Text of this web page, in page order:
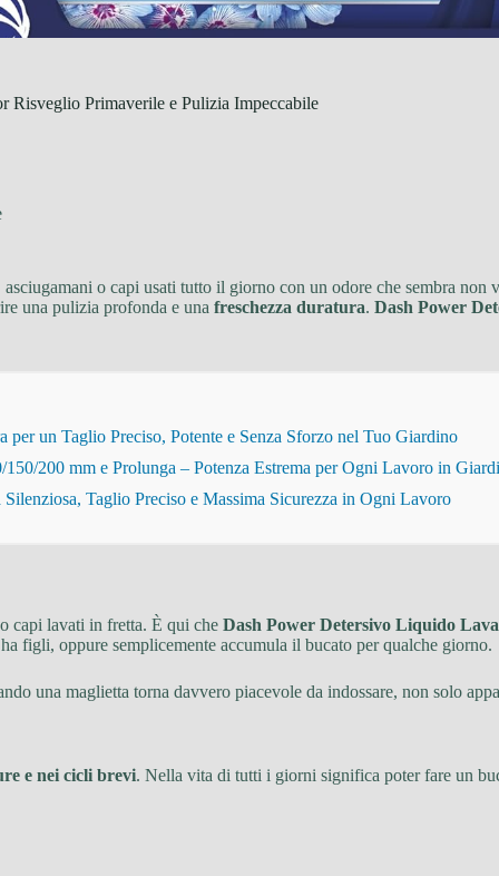
Risveglio Primaverile e Pulizia Impeccabile
o capi usati tutto il giorno con un odore che sembra
una pulizia profonda e una freschezza duratura. Dash Power
un Taglio Preciso, Potente e Senza Sforzo nel Tuo Giardino
200 mm e Prolunga – Potenza Estrema per Ogni Lavoro in
Taglio Preciso e Massima Sicurezza in Ogni Lavoro
capi lavati in fretta. È qui che Dash Power Detersivo Liquido
figli, oppure semplicemente accumula il bucato per qualche giorno.
una maglietta torna davvero piacevole da indossare, non solo
e nei cicli brevi. Nella vita di tutti i giorni significa poter fare un